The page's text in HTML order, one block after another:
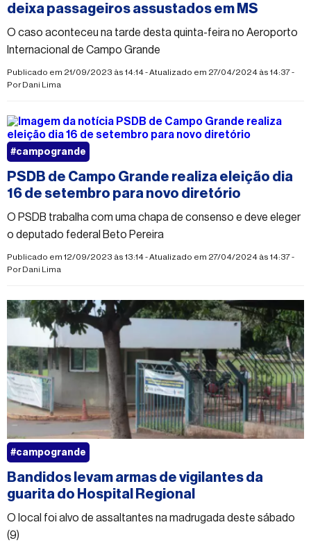
deixa passageiros assustados em MS
O caso aconteceu na tarde desta quinta-feira no Aeroporto
Internacional de Campo Grande
Publicado em 21/09/2023 às 14:14 - Atualizado em 27/04/2024 às 14:37 -
PorDani Lima
PSDB de Campo Grande realiza eleição dia
16 de setembro para novo diretório
O PSDB trabalha com uma chapa de consenso e deve eleger
o deputado federal Beto Pereira
Publicado em 12/09/2023 às 13:14 - Atualizado em 27/04/2024 às 14:37 -
PorDani Lima
#campogrande
Bandidos levam armas de vigilantes da
guarita do Hospital Regional
O local foi alvo de assaltantes na madrugada deste sábado
#campogrande